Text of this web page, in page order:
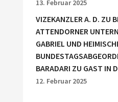
13. Februar 2025
VIZEKANZLER A. D. ZU
ATTENDORNER
GABRIEL UND
BARADARI ZU GAST IN
12. Februar 2025